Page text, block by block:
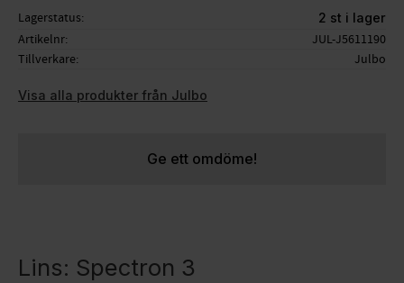
Lagerstatus 2 st i lager
Artikelnr
JUL-J5611190
Tillverkare
Julbo
Visa alla produkter från Julbo
Ge ett omdöme!
Lins: Spectron 3